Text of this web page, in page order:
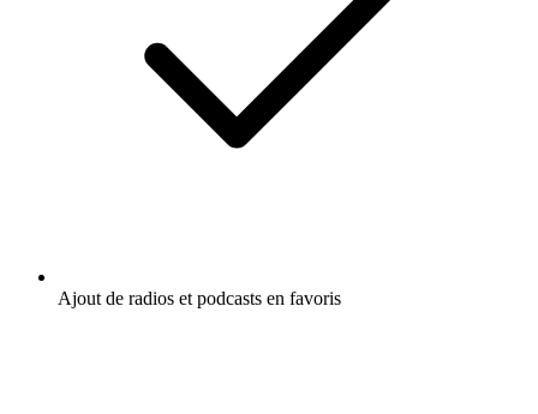
Ajout de radios et podcasts en favoris